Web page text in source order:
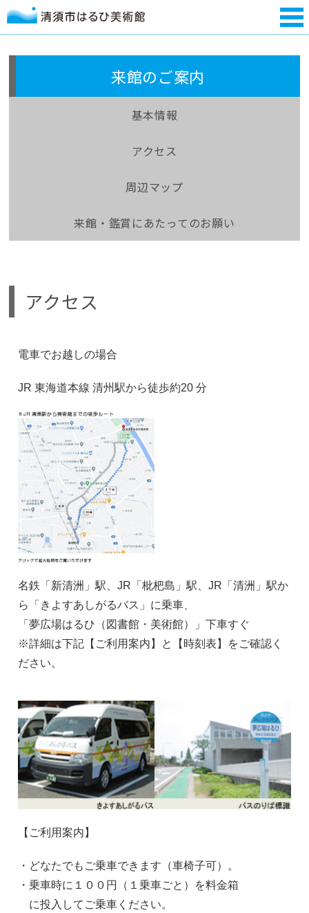
来館のご案内
基本情報
アクセス
周辺マップ
来館・鑑賞にあたってのお願い
アクセス
電車でお越しの場合
JR 東海道本線 清州駅から徒歩約20 分
名鉄「新清洲」駅、JR「枇杷島」駅、JR「清洲」駅か
ら「きよすあしがるバス」に乗車、
「夢広場はるひ（図書館・美術館）」下車すぐ
※詳細は下記【ご利用案内】と【時刻表】をご確認く
ださい。
【ご利用案内】
・どなたでもご乗車できます（車椅子可）。
・乗車時に１００円（１乗車ごと）を料金箱
に投入してご乗車ください。